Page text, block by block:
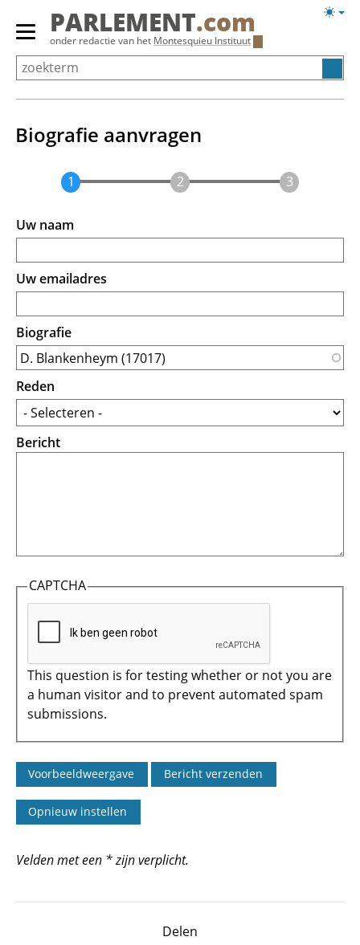
Overslaan
Primair
menu
tonen/verbergen
PARLEMENT.com
onder redactie van het Montesquieu Instituut
Biografie aanvragen
Uw naam
Uw emailadres
Biografie
Reden
Bericht
CAPTCHA
This question is for testing whether or not you are
a human visitor and to prevent automated spam
submissions.
Velden met een * zijn verplicht.
Delen